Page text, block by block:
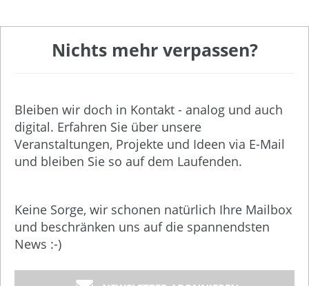
Nichts mehr verpassen?
Bleiben wir doch in Kontakt - analog und auch
digital. Erfahren Sie über unsere
Veranstaltungen, Projekte und Ideen via E-Mail
und bleiben Sie so auf dem Laufenden.
Keine Sorge, wir schonen natürlich Ihre Mailbox
und beschränken uns auf die spannendsten
News :-)